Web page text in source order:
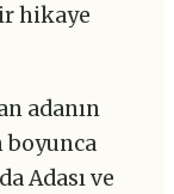
hikaye
adanın
Adası ve